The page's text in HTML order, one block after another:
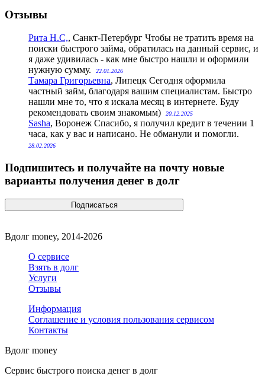
Отзывы
Рита Н.С,, Санкт-Петербург Чтобы не тратить время на
поиски быстрого займа, обратилась на данный сервис, и
я даже удивилась - как мне быстро нашли и оформили
нужную сумму.
22.01.2026
Тамара Григорьевна, Липецк Сегодня оформила
частный займ, благодаря вашим специалистам. Быстро
нашли мне то, что я искала месяц в интернете. Буду
рекомендовать своим знакомым)
20.12.2025
Sasha, Воронеж Спасибо, я получил кредит в течении 1
часа, как у вас и написано. Не обманули и помогли.
28.02.2026
Подпишитесь и получайте на почту новые
варианты получения денег в долг
Вдолг money, 2014-2026
О сервисе
Взять в долг
Услуги
Отзывы
Информация
Соглашение и условия пользования сервисом
Контакты
Вдолг money
Сервис быстрого поиска денег в долг